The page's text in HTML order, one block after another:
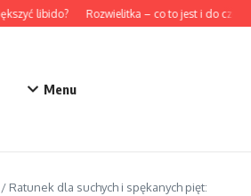
libido? Rozwielitka – co to jest i do czego
Menu
/ Ratunek dla suchych i spękanych pięt: